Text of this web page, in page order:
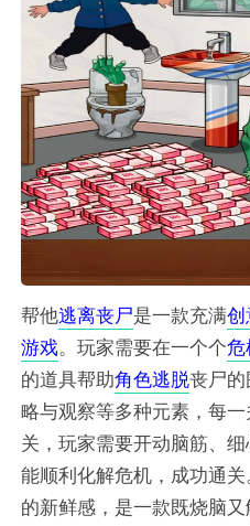
帮他逃离丧尸是一款充满创
游戏。玩家需要在一个个危
的道具帮助角色逃脱丧尸的
略与观察等多种元素，每
关，玩家需要开动脑筋、
能顺利化解危机，成功通
的新鲜感，是一款既烧脑又